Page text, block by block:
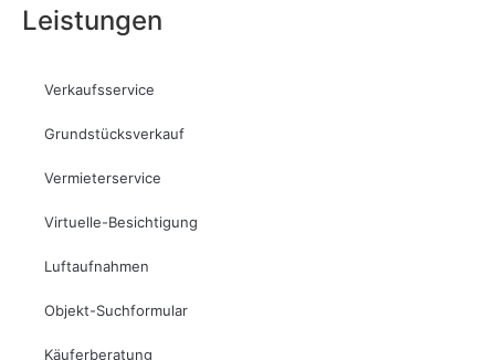
Leistungen
Verkaufsservice
Grundstücksverkauf
Vermieterservice
Virtuelle-Besichtigung
Luftaufnahmen
Objekt-Suchformular
Käuferberatung